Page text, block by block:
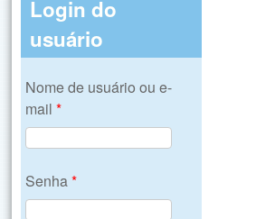
Login do
usuário
Nome de usuário ou e-
mail*
Senha*